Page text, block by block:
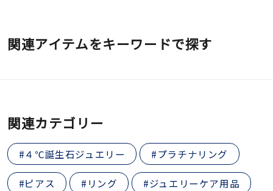
関連アイテムをキーワードで探す
関連カテゴリー
#４℃誕生石ジュエリー #プラチナリング
#ピアス #リング #ジュエリーケア用品